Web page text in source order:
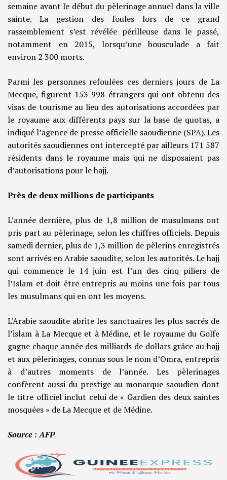
semaine avant le début du pèlerinage annuel dans la ville
sainte. La gestion des foules lors de ce grand
rassemblement s’est révélée périlleuse dans le passé,
notamment en 2015, lorsqu’une bousculade a fait
environ 2 300 morts.
Parmi les personnes refoulées ces derniers jours de La
Mecque, figurent 153 998 étrangers qui ont obtenu des
visas de tourisme au lieu des autorisations accordées par
le royaume aux différents pays sur la base de quotas, a
indiqué l’agence de presse officielle saoudienne (SPA). Les
autorités saoudiennes ont intercepté par ailleurs 171 587
résidents dans le royaume mais qui ne disposaient pas
d’autorisations pour le hajj.
Près de deux millions de participants
L’année dernière, plus de 1,8 million de musulmans ont
pris part au pèlerinage, selon les chiffres officiels. Depuis
samedi dernier, plus de 1,3 million de pèlerins enregistrés
sont arrivés en Arabie saoudite, selon les autorités. Le hajj
qui commence le 14 juin est l’un des cinq piliers de
l’Islam et doit être entrepris au moins une fois par tous
les musulmans qui en ont les moyens.
L’Arabie saoudite abrite les sanctuaires les plus sacrés de
l’islam à La Mecque et à Médine, et le royaume du Golfe
gagne chaque année des milliards de dollars grâce au hajj
et aux pèlerinages, connus sous le nom d’Omra, entrepris
à d’autres moments de l’année. Les pèlerinages
confèrent aussi du prestige au monarque saoudien dont
le titre officiel inclut celui de « Gardien des deux saintes
mosquées » de La Mecque et de Médine.
Source : AFP